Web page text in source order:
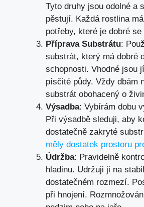
Tyto druhy jsou odolné a
pěstují. Každá rostlina
potřeby, které je dobré se
Příprava Substrátu:
substrát, který má dobré
schopnosti. Vhodné jsou
písčité půdy. Vždy dbám
substrát obohacený o
Výsadba: Vybírám dobu
Při výsadbě sleduji, aby
dostatečně zakryté
měly dostatek prostoru
Údržba: Pravidelně
hladinu. Udržuji ji na
dostatečném rozmezí.
při hnojení.